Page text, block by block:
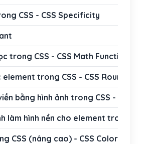
CSS - CSS Specificity
trong CSS - CSS Math Functions
trong CSS - CSS Rounded
bằng hình ảnh trong CSS - CSS
làm hình nền cho element trong CSS
CSS (nâng cao) - CSS Colors